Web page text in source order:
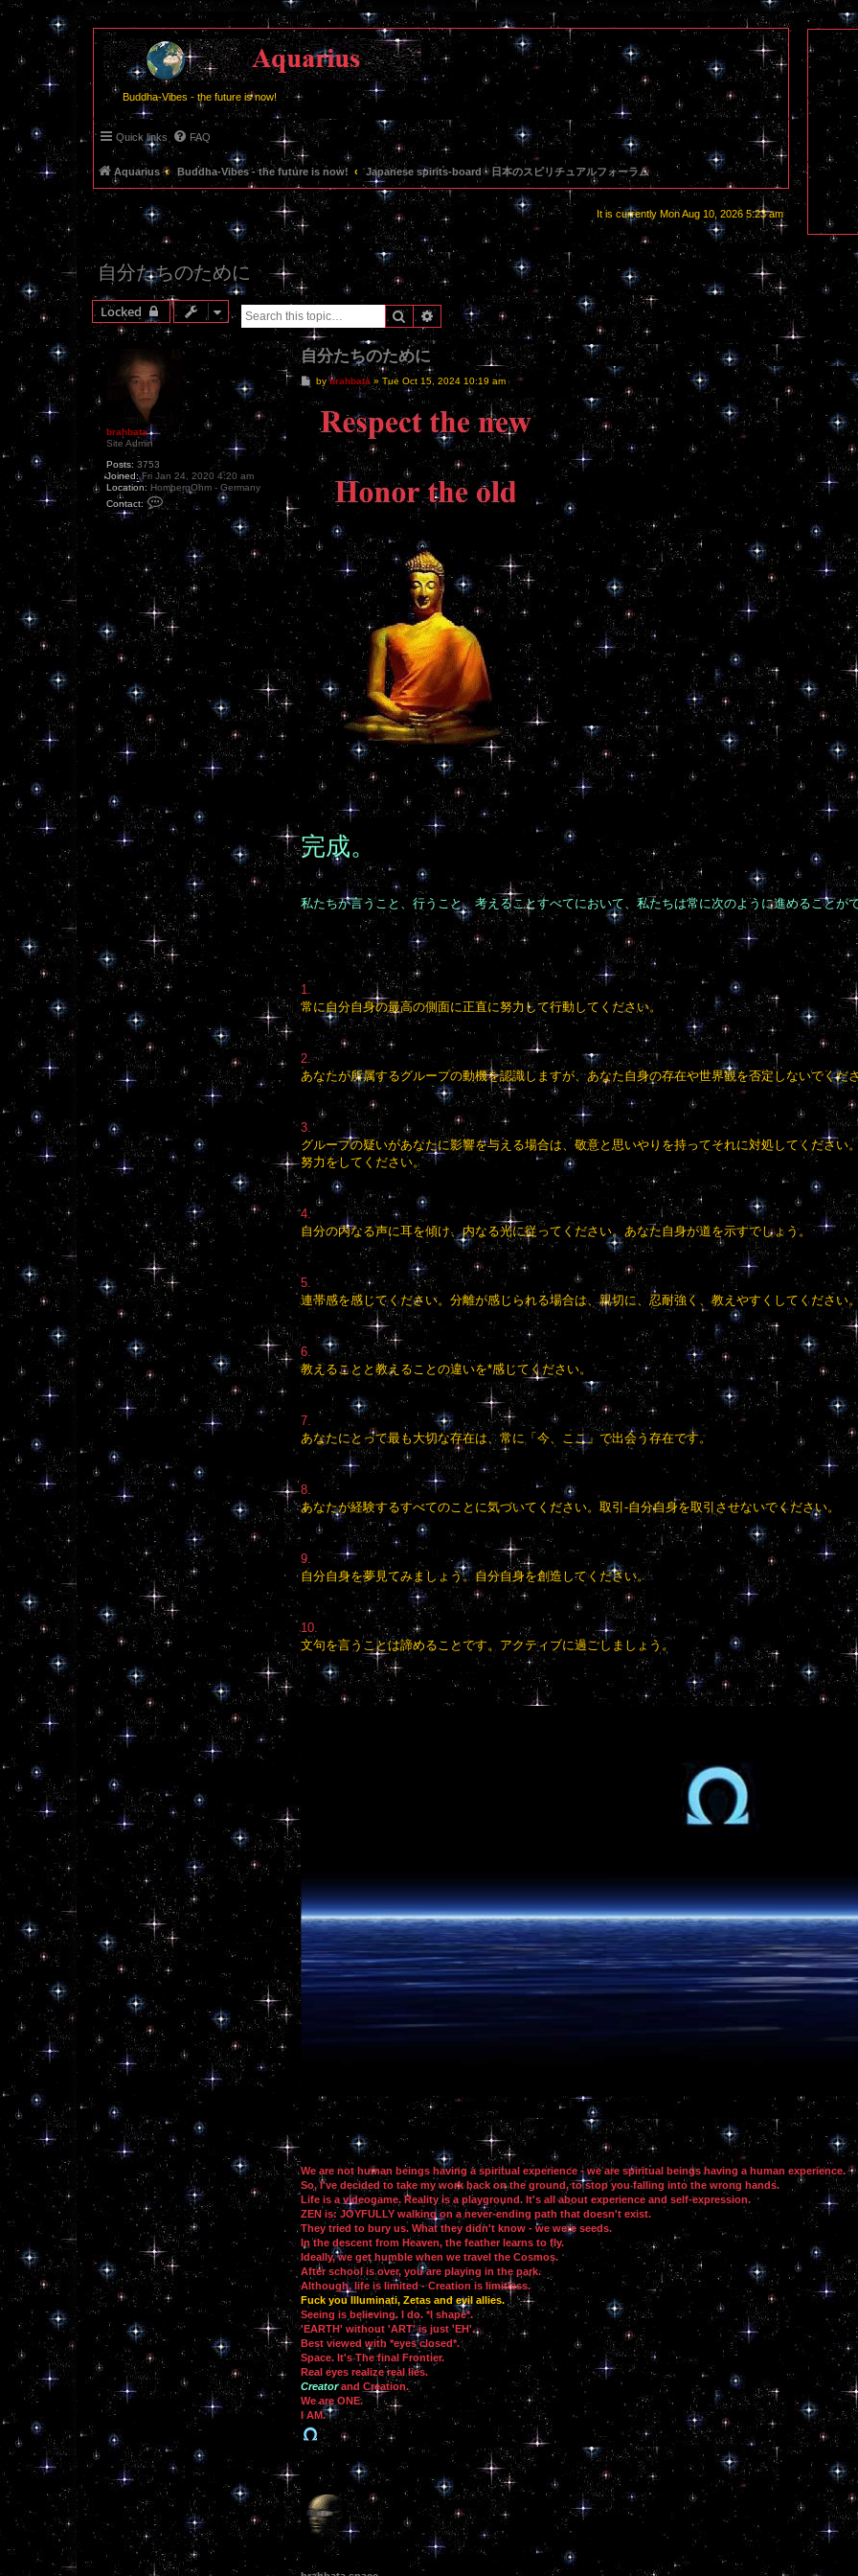
Buddha-Vibes - the future is now!
Quick links FAQ
Aquarius Buddha-Vibes - the future is now! Japanese spirits-board - 日本のスピリチュアルフォーラム
It is currently Mon Aug 10, 2026 5:23 am
自分たちのために
Locked SearchAdvanced search
brahbata
Site Admin
Posts: 3753
Joined:Fri Jan 24, 2020 4:20 am
Location: HombergOhm - Germany
Contact:
o
n
r
a
h
b
a
a
自分たちのために
P
s
bybrahbata »Tue Oct 15, 2024 10:19 am
完成。
私たちが言うこと、行うこと、考えることすべてにおいて、私たちは常に次のように進めることが
1.
常に自分自身の最高の側面に正直に努力して行動してください。
2.
あなたが所属するグループの動機を認識しますが、あなた自身の存在や世界観を否定しないでくだ
3.
グループの疑いがあなたに影響を与える場合は、敬意と思いやりを持ってそれに対処してください
努力をしてください。
4.
自分の内なる声に耳を傾け、内なる光に従ってください。あなた自身が道を示すでしょう。
5.
連帯感を感じてください。分離が感じられる場合は、親切に、忍耐強く、教えやすくしてください
6.
教えることと教えることの違いを*感じてください。
7.
あなたにとって最も大切な存在は、常に「今、ここ」で出会う存在です。
8.
あなたが経験するすべてのことに気づいてください。取引-自分自身を取引させないでください。
9.
自分自身を夢見てみましょう。自分自身を創造してください。
10.
文句を言うことは諦めることです。アクティブに過ごしましょう。
We are not human beings having a spiritual experience - we are spiritual beings having a human experience.
So, I've decided to take my work back on the ground, to stop you falling into the wrong hands.
Life is a videogame. Reality is a playground. It's all about experience and self-expression.
ZEN is: JOYFULLY walking on a never-ending path that doesn't exist.
They tried to bury us. What they didn't know - we were seeds.
In the descent from Heaven, the feather learns to fly.
Ideally, we get humble when we travel the Cosmos.
After school is over, you are playing in the park.
Although, life is limited - Creation is limitless.
Fuck you Illuminati, Zetas and evil allies.
Seeing is believing. I do. *I shape*.
'EARTH' without 'ART' is just 'EH'.
Best viewed with *eyes closed*.
Space. It's The final Frontier.
Real eyes realize real lies.
Creatorand Creation.
We are ONE.
I AM.